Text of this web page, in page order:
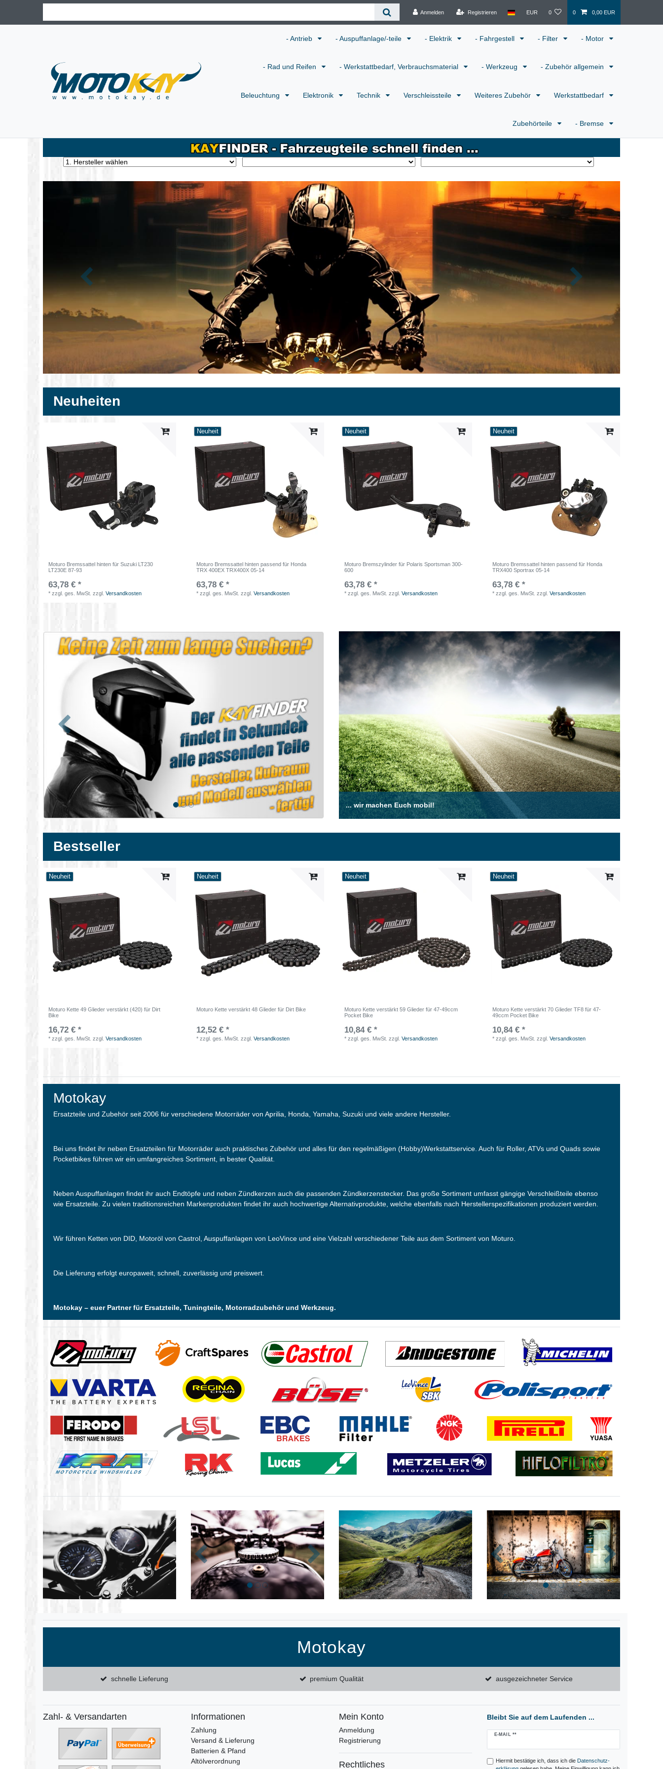
Anmelden Registrieren EUR 0 0 0,00 EUR
- Antrieb - Auspuffanlage/-teile - Elektrik - Fahrgestell - Filter - Motor
- Rad und Reifen - Werkstattbedarf, Verbrauchsmaterial - Werkzeug - Zubehör allgemein
Beleuchtung Elektronik Technik Verschleissteile Weiteres Zubehör Werkstattbedarf
Zubehörteile - Bremse
Zurück Nächste
Neuheiten
Moturo Bremssattel hinten für Suzuki LT230
LT230E 87-93
63,78 € *
*zzgl. ges. MwSt. zzgl.Versandkosten
Neuheit
Moturo Bremssattel hinten passend für Honda
TRX 400EX TRX400X 05-14
63,78 € *
*zzgl. ges. MwSt. zzgl.Versandkosten
Neuheit
Moturo Bremszylinder für Polaris Sportsman 300-
600
63,78 € *
*zzgl. ges. MwSt. zzgl.Versandkosten
Neuheit
Moturo Bremssattel hinten passend für Honda
TRX400 Sportrax 05-14
63,78 € *
*zzgl. ges. MwSt. zzgl.Versandkosten
Zurück Nächste
... wir machen Euch mobil!
Bestseller
Neuheit
Moturo Kette 49 Glieder verstärkt (420) für Dirt
Bike
16,72 € *
*zzgl. ges. MwSt. zzgl.Versandkosten
Neuheit
Moturo Kette verstärkt 48 Glieder für Dirt Bike
12,52 € *
*zzgl. ges. MwSt. zzgl.Versandkosten
Neuheit
Moturo Kette verstärkt 59 Glieder für 47-49ccm
Pocket Bike
10,84 € *
*zzgl. ges. MwSt. zzgl.Versandkosten
Neuheit
Moturo Kette verstärkt 70 Glieder TF8 für 47-
49ccm Pocket Bike
10,84 € *
*zzgl. ges. MwSt. zzgl.Versandkosten
Motokay
Ersatzteile und Zubehör seit 2006 für verschiedene Motorräder von Aprilia, Honda, Yamaha, Suzuki und viele andere Hersteller.
Bei uns findet ihr neben Ersatzteilen für Motorräder auch praktisches Zubehör und alles für den regelmäßigen (Hobby)Werkstattservice. Auch für Roller, ATVs und Quads sowie
Pocketbikes führen wir ein umfangreiches Sortiment, in bester Qualität.
Neben Auspuffanlagen findet ihr auch Endtöpfe und neben Zündkerzen auch die passenden Zündkerzenstecker. Das große Sortiment umfasst gängige Verschleißteile ebenso
wie Ersatzteile. Zu vielen traditionsreichen Markenprodukten findet ihr auch hochwertige Alternativprodukte, welche ebenfalls nach Herstellerspezifikationen produziert werden.
Wir führen Ketten von DID, Motoröl von Castrol, Auspuffanlagen von LeoVince und eine Vielzahl verschiedener Teile aus dem Sortiment von Moturo.
Die Lieferung erfolgt europaweit, schnell, zuverlässig und preiswert.
Motokay – euer Partner für Ersatzteile, Tuningteile, Motorradzubehör und Werkzeug.
Zurück Nächste Zurück Nächste
Motokay
schnelle Lieferung premium Qualität ausgezeichneter Service
Zahl- & Versandarten Informationen
Zahlung
Versand & Lieferung
Batterien & Pfand
Altölverordnung
Mein Konto
Anmeldung
Registrierung
Rechtliches
Bleibt Sie auf dem Laufenden ...
E-MAIL **
Newsletter
Hiermit bestätige ich, dass ich die Daten­schutz­